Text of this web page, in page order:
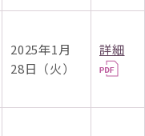
2025年1月
28日（火）
詳細